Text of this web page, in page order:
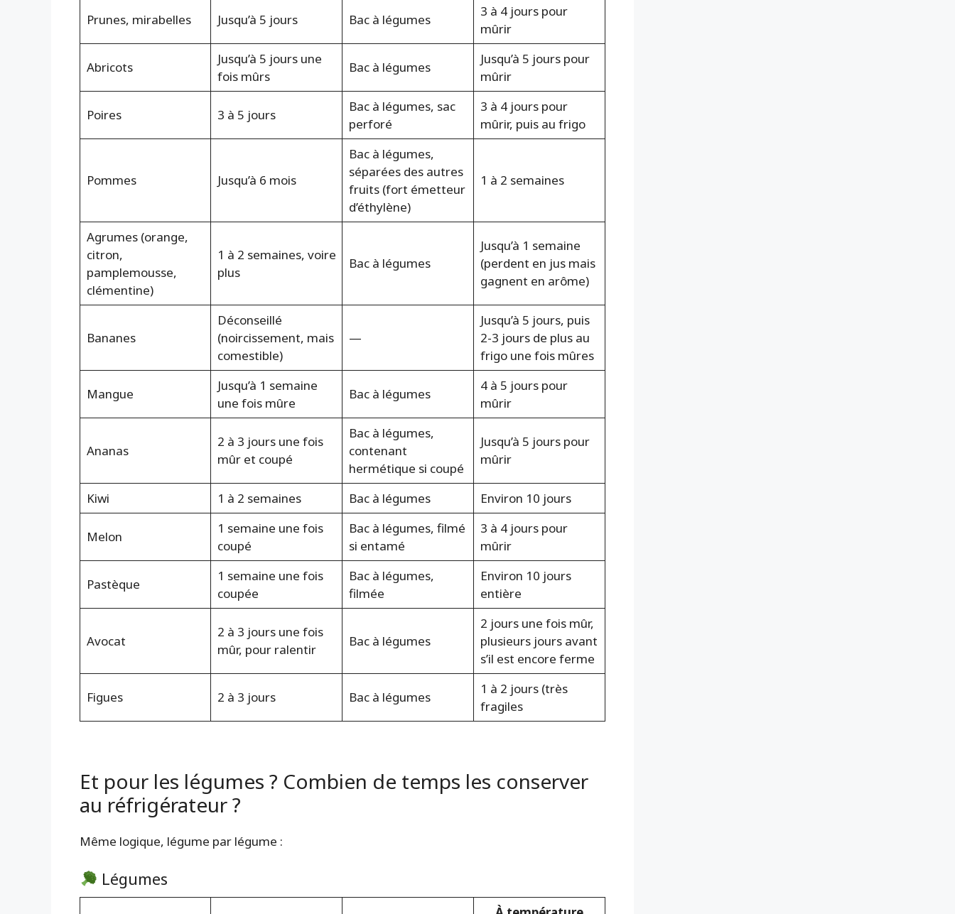
Prunes, mirabelles Jusqu’à 5 jours Bac à légumes
3 à 4 jours pour
mûrir
Abricots
Jusqu’à 5 jours une
fois mûrs
Bac à légumes
Jusqu’à 5 jours pour
mûrir
Poires 3 à 5 jours
Bac à légumes, sac
perforé
3 à 4 jours pour
mûrir, puis au frigo
Pommes Jusqu’à 6 mois
Bac à légumes,
séparées des autres
fruits (fort émetteur
d’éthylène)
1 à 2 semaines
Agrumes (orange,
citron,
pamplemousse,
clémentine)
1 à 2 semaines, voire
plus
Bac à légumes
Jusqu’à 1 semaine
(perdent en jus mais
gagnent en arôme)
Bananes
Déconseillé
(noircissement, mais
comestible)
—
Jusqu’à 5 jours, puis
2-3 jours de plus au
frigo une fois mûres
Mangue
Jusqu’à 1 semaine
une fois mûre
Bac à légumes
4 à 5 jours pour
mûrir
Ananas
2 à 3 jours une fois
mûr et coupé
Bac à légumes,
contenant
hermétique si coupé
Jusqu’à 5 jours pour
mûrir
Kiwi 1 à 2 semaines Bac à légumes Environ 10 jours
Melon
1 semaine une fois
coupé
Bac à légumes, filmé
si entamé
3 à 4 jours pour
mûrir
Pastèque
1 semaine une fois
coupée
Bac à légumes,
filmée
Environ 10 jours
entière
Avocat
2 à 3 jours une fois
mûr, pour ralentir
Bac à légumes
2 jours une fois mûr,
plusieurs jours avant
s’il est encore ferme
Figues 2 à 3 jours Bac à légumes
1 à 2 jours (très
fragiles
Et pour les légumes ? Combien de temps les conserver
au réfrigérateur ?
Même logique, légume par légume :
Légumes